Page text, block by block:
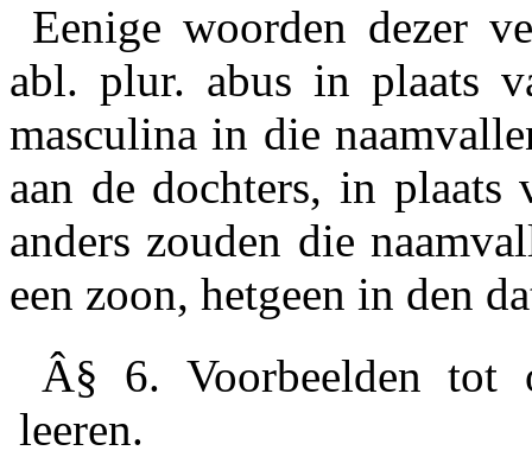
Eenige woorden dezer
abl. plur. abus in plaats
masculina in die
aan de dochters, in plaats
anders zouden die
een zoon, hetgeen in den
Â§ 6. Voorbeelden
leeren.